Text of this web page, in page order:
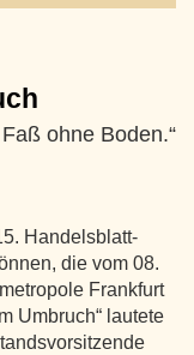
ohne Boden.“
Handelsblatt-
die vom 08.
Frankfurt
Umbruch“ lautete